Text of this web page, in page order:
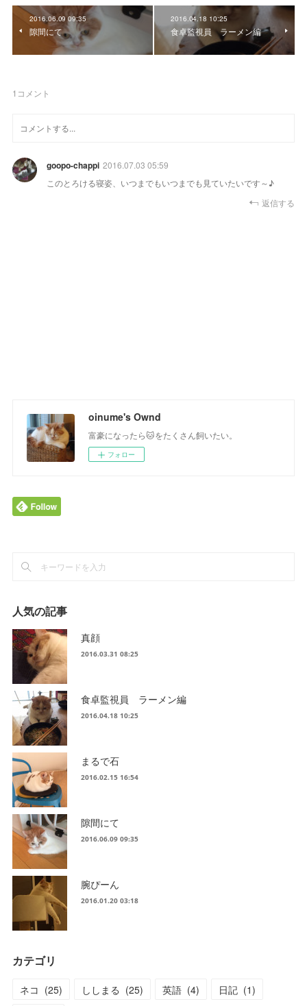
2016.06.09 09:35
隙間にて
2016.04.18 10:25
食卓監視員 ラーメン編
1 コメント
goopo-chappi 2016.07.03 05:59
このとろける寝姿、いつまでもいつまでも見ていたいです～♪
返信する
oinume's Ownd
富豪になったら🐱をたくさん飼いたい。
フォロー
人気の記事
真顔
2016.03.31 08:25
食卓監視員 ラーメン編
2016.04.18 10:25
まるで石
2016.02.15 16:54
隙間にて
2016.06.09 09:35
腕ぴーん
2016.01.20 03:18
カテゴリ
ネコ (25) ししまる (25) 英語 (4) 日記 (1)